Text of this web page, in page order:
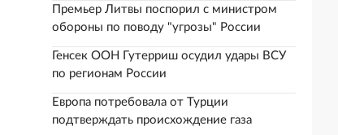
Премьер Литвы поспорил с министром
обороны по поводу "угрозы" России
Генсек ООН Гутерриш осудил удары ВСУ
по регионам России
Европа потребовала от Турции
подтверждать происхождение газа